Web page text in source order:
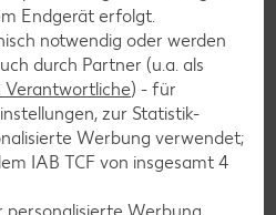
Endgerät erfolgt.
notwendig oder werden
durch Partner (u.a. als
Verantwortliche) - für
zur Statistik-
Werbung verwendet;
IAB TCF von insgesamt 4
Werbung